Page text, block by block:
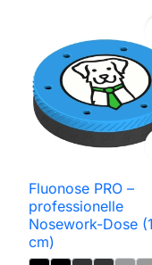
Fluonose PRO –
professionelle
Nosework-Dose
cm)